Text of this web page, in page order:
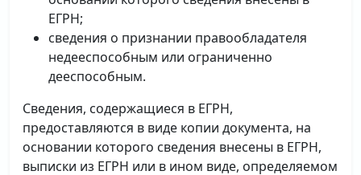
ЕГРН;
сведения о признании правообладателя
недееспособным или ограниченно
дееспособным.
Сведения, содержащиеся в ЕГРН,
предоставляются в виде копии документа, на
основании которого сведения внесены в ЕГРН,
выписки из ЕГРН или в ином виде, определяемом